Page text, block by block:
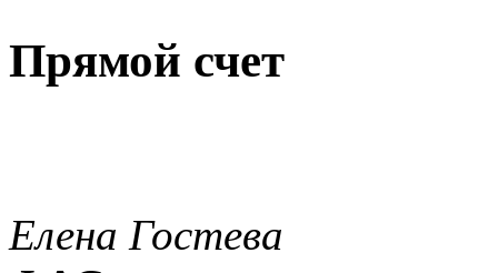
Прямой счет
Елена Гостева